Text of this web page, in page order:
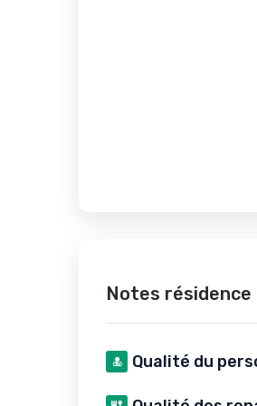
Notes résidence
Qualité du